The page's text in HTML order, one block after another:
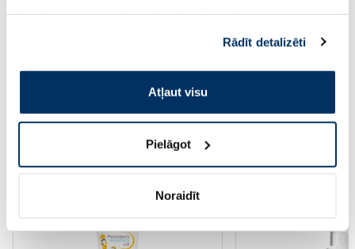
pakalpojumus. Ja piekrītat šo papildu sīkdatņu
izmantošanai, lūdzu, atzīmējiet savu izvēli:
Rādīt detalizēti
Atļaut visu
Pielāgot
Noraidīt
Page 1 of 10
Saules aizsardzībai vasarā ☀️